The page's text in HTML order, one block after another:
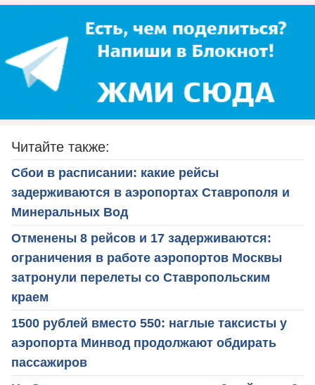
Читайте также:
Сбои в расписании: какие рейсы
задерживаются в аэропортах Ставрополя и
Минеральных Вод
Отменены 8 рейсов и 17 задерживаются:
ограничения в работе аэропортов Москвы
затронули перелеты со Ставропольским
краем
1500 рублей вместо 550: наглые таксисты у
аэропорта Минвод продолжают обдирать
пассажиров